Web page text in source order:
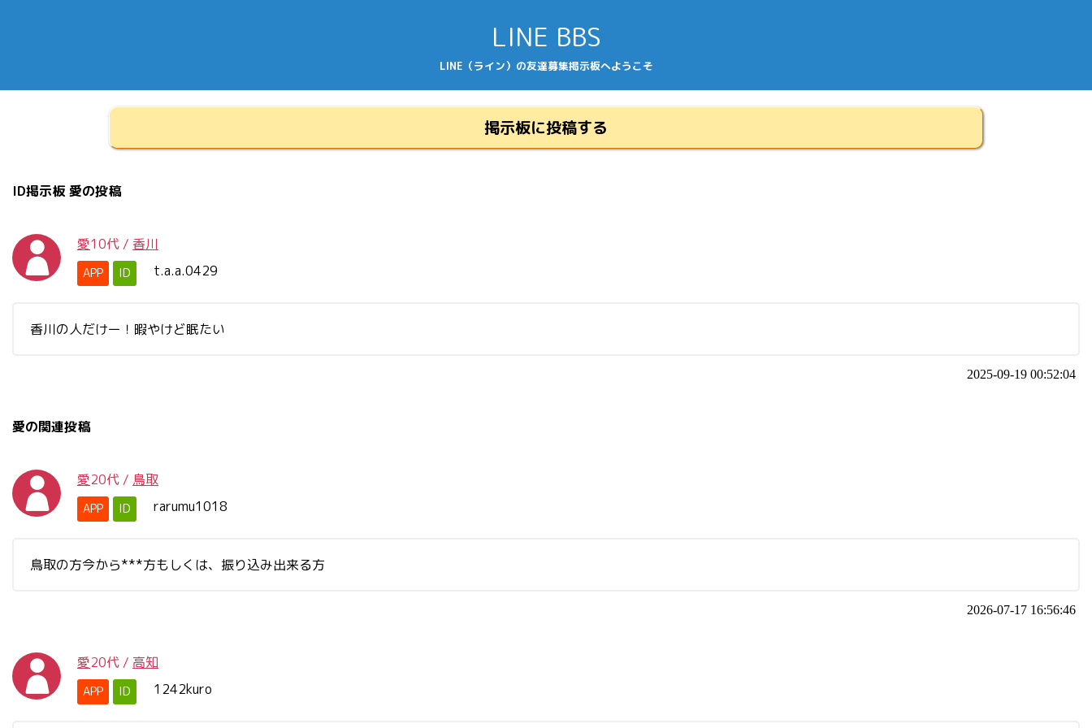
LINE BBS
LINE（ライン）の友達募集掲示板へようこそ
掲示板に投稿する
ID掲示板 愛の投稿
愛10代 / 香川
APP ID t.a.a.0429
香川の人だけー！暇やけど眠たい
2025-09-19 00:52:04
愛の関連投稿
愛20代 / 鳥取
APP ID rarumu1018
鳥取の方今から***方もしくは、振り込み出来る方
2026-07-17 16:56:46
愛20代 / 高知
APP ID 1242kuro